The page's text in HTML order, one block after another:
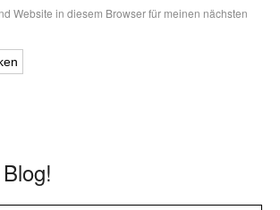
Website in diesem Browser für meinen nächsten